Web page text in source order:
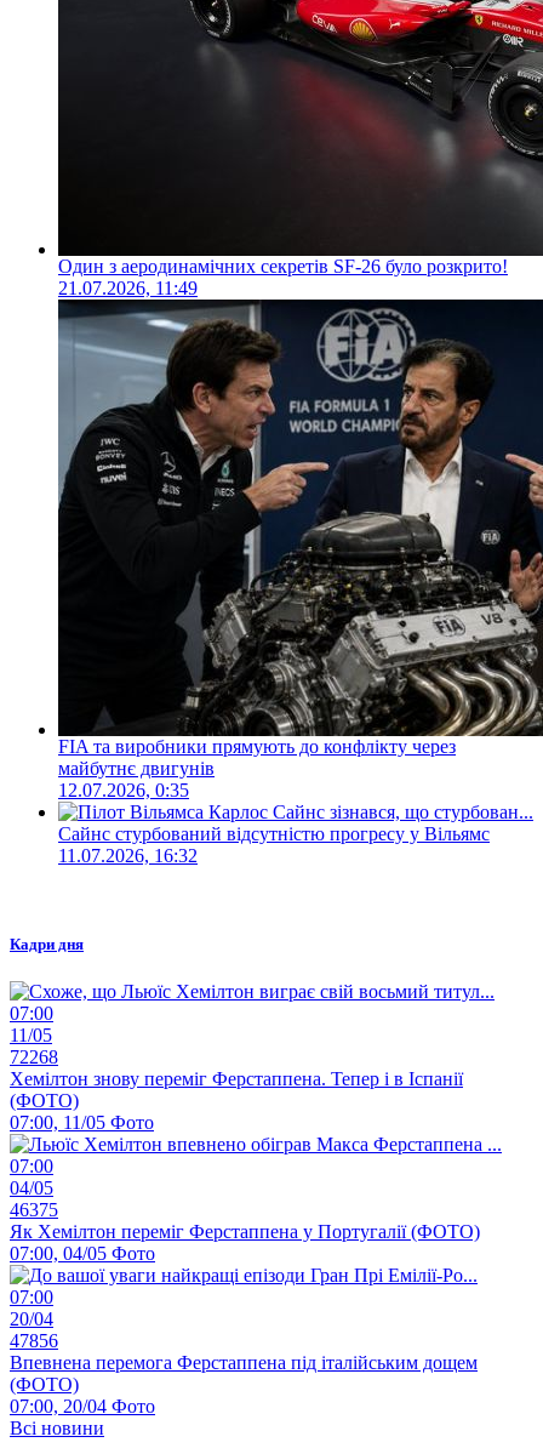
Один з аеродинамічних секретів SF-26 було розкрито!
21.07.2026, 11:49
FIA та виробники прямують до конфлікту через
майбутнє двигунів
12.07.2026, 0:35
Сайнс стурбований відсутністю прогресу у Вільямс
11.07.2026, 16:32
Кадри дня
07:00
11/05
72268
Хемілтон знову переміг Ферстаппена. Тепер і в Іспанії
(ФОТО)
07:00, 11/05 Фото
07:00
04/05
46375
Як Хемілтон переміг Ферстаппена у Португалії (ФОТО)
07:00, 04/05 Фото
07:00
20/04
47856
Впевнена перемога Ферстаппена під італійським дощем
(ФОТО)
07:00, 20/04 Фото
Всі новини